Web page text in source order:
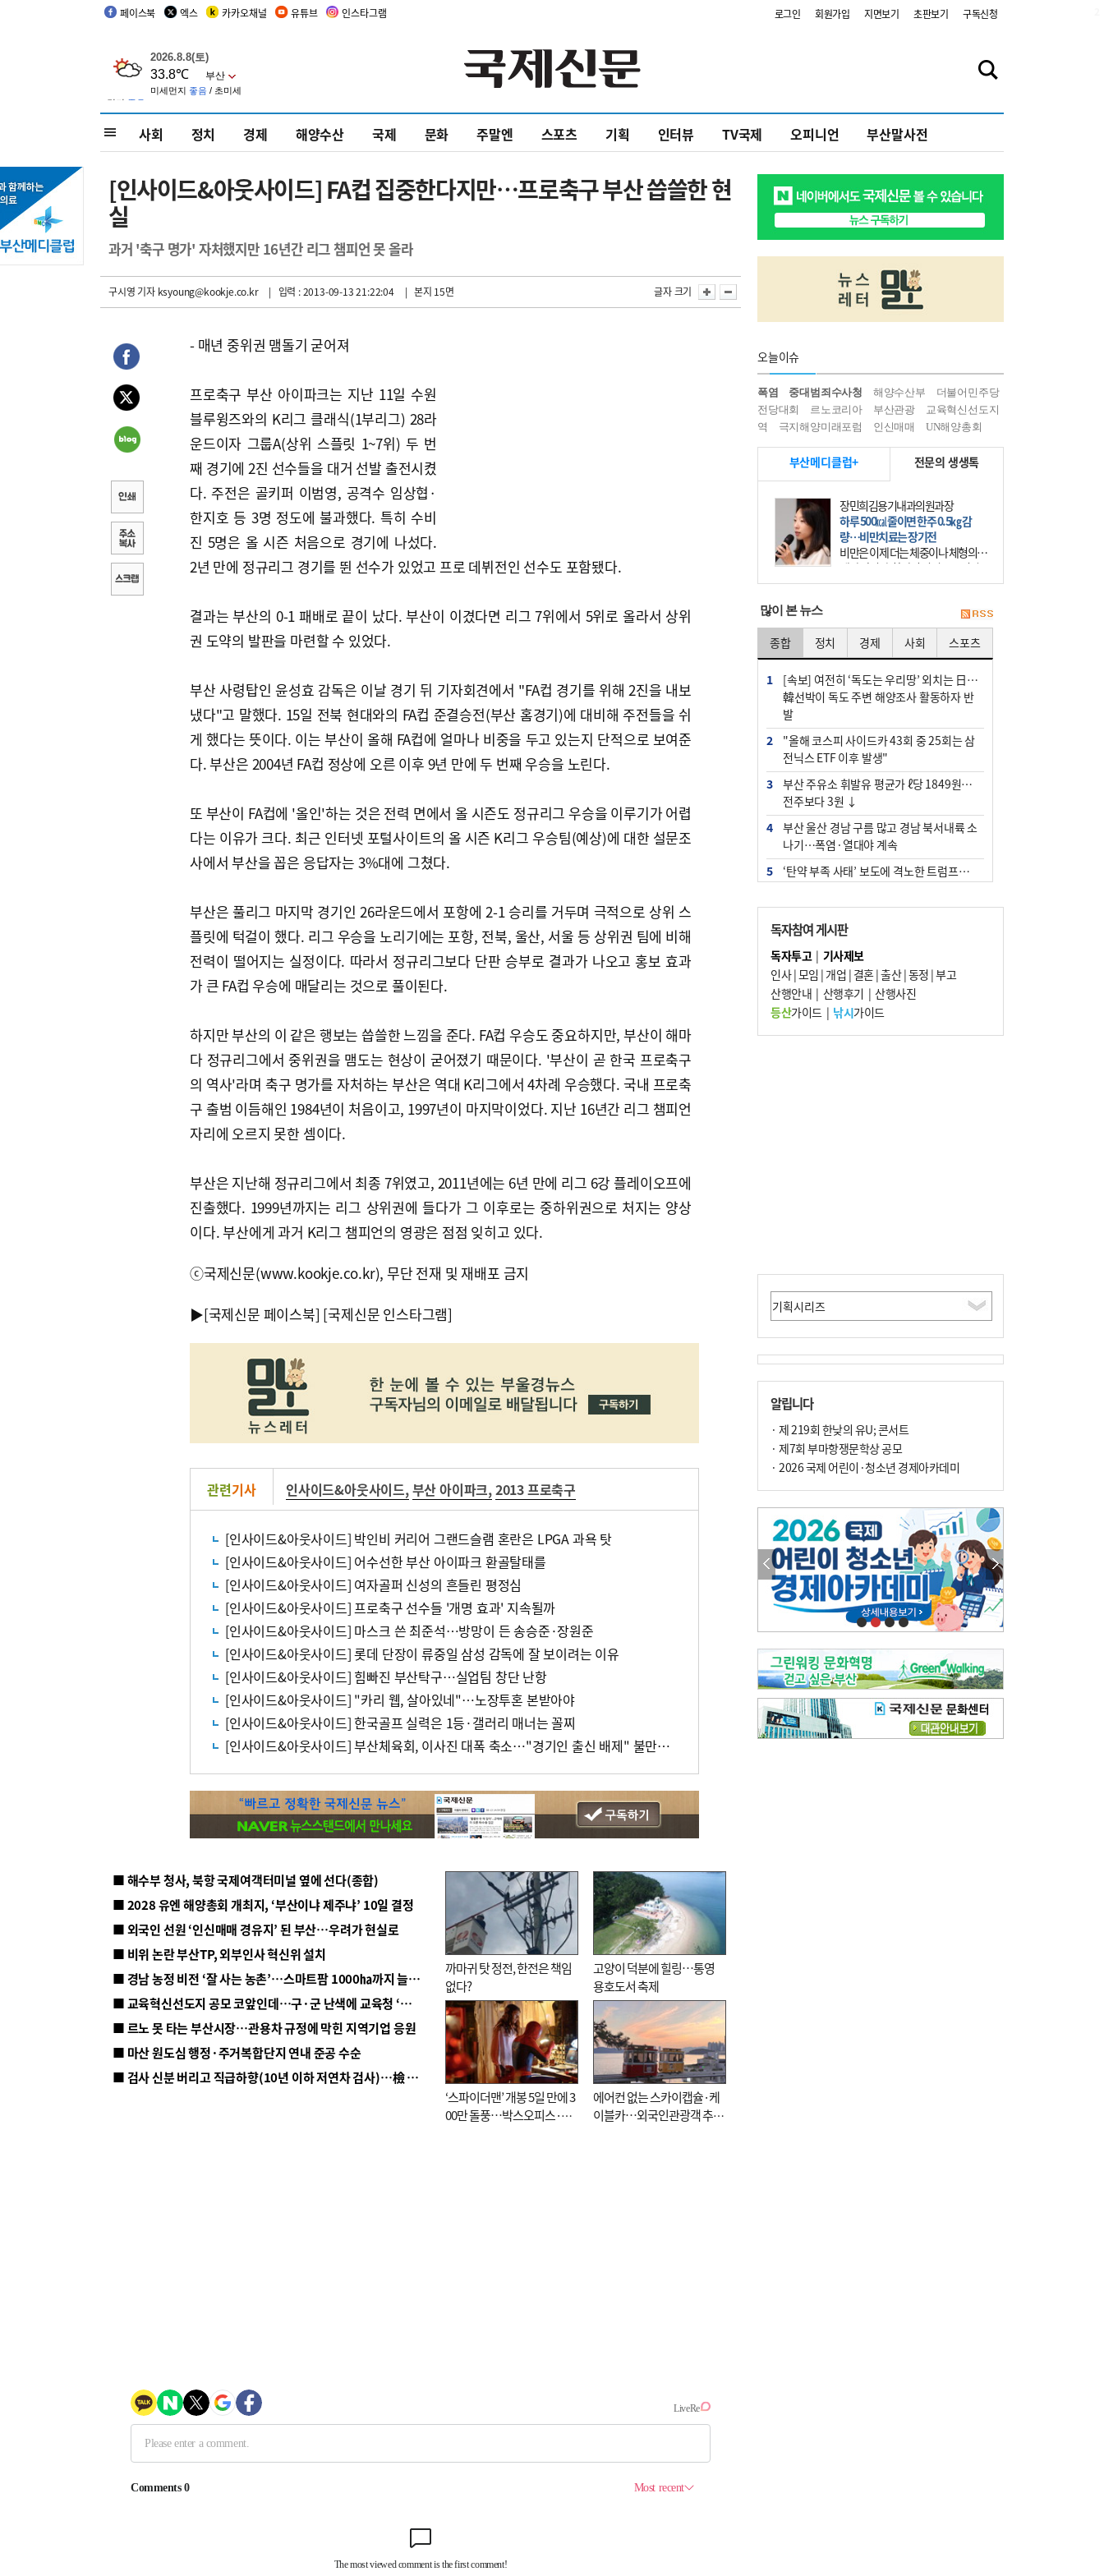
페이스북 엑스 카카오채널 유튜브 인스타그램 로그인 회원가입 지면보기 초판보기 구독신청
사회 정치 경제 해양수산 국제 문화 주말엔 스포츠 기획 인터뷰 TV국제 오피니언 부산말사전
[인사이드&아웃사이드] FA컵 집중한다지만…프로축구 부산 씁쓸한 현
실
과거 '축구 명가' 자처했지만 16년간 리그 챔피언 못 올라
구시영 기자ksyoung@kookje.co.kr | 입력 : 2013-09-13 21:22:04 | 본지 15면 글자 크기
- 매년 중위권 맴돌기 굳어져
프로축구 부산 아이파크는 지난 11일 수원
블루윙즈와의 K리그 클래식(1부리그) 28라
운드이자 그룹A(상위 스플릿 1~7위) 두 번
째 경기에 2진 선수들을 대거 선발 출전시켰
다. 주전은 골키퍼 이범영, 공격수 임상협·
한지호 등 3명 정도에 불과했다. 특히 수비
진 5명은 올 시즌 처음으로 경기에 나섰다.
2년 만에 정규리그 경기를 뛴 선수가 있었고 프로 데뷔전인 선수도 포함됐다.
결과는 부산의 0-1 패배로 끝이 났다. 부산이 이겼다면 리그 7위에서 5위로 올라서 상위
권 도약의 발판을 마련할 수 있었다.
부산 사령탑인 윤성효 감독은 이날 경기 뒤 기자회견에서 "FA컵 경기를 위해 2진을 내보
냈다"고 말했다. 15일 전북 현대와의 FA컵 준결승전(부산 홈경기)에 대비해 주전들을 쉬
게 했다는 뜻이다. 이는 부산이 올해 FA컵에 얼마나 비중을 두고 있는지 단적으로 보여준
다. 부산은 2004년 FA컵 정상에 오른 이후 9년 만에 두 번째 우승을 노린다.
또 부산이 FA컵에 '올인'하는 것은 전력 면에서 올 시즌도 정규리그 우승을 이루기가 어렵
다는 이유가 크다. 최근 인터넷 포털사이트의 올 시즌 K리그 우승팀(예상)에 대한 설문조
사에서 부산을 꼽은 응답자는 3%대에 그쳤다.
부산은 풀리그 마지막 경기인 26라운드에서 포항에 2-1 승리를 거두며 극적으로 상위 스
플릿에 턱걸이 했다. 리그 우승을 노리기에는 포항, 전북, 울산, 서울 등 상위권 팀에 비해
전력이 떨어지는 실정이다. 따라서 정규리그보다 단판 승부로 결과가 나오고 홍보 효과
가 큰 FA컵 우승에 매달리는 것으로 풀이된다.
하지만 부산의 이 같은 행보는 씁쓸한 느낌을 준다. FA컵 우승도 중요하지만, 부산이 해마
다 정규리그에서 중위권을 맴도는 현상이 굳어졌기 때문이다. '부산이 곧 한국 프로축구
의 역사'라며 축구 명가를 자처하는 부산은 역대 K리그에서 4차례 우승했다. 국내 프로축
구 출범 이듬해인 1984년이 처음이고, 1997년이 마지막이었다. 지난 16년간 리그 챔피언
자리에 오르지 못한 셈이다.
부산은 지난해 정규리그에서 최종 7위였고, 2011년에는 6년 만에 리그 6강 플레이오프에
진출했다. 1999년까지는 리그 상위권에 들다가 그 이후로는 중하위권으로 처지는 양상
이다. 부산에게 과거 K리그 챔피언의 영광은 점점 잊히고 있다.
ⓒ국제신문(www.kookje.co.kr), 무단 전재 및 재배포 금지
▶[국제신문 페이스북] [국제신문 인스타그램]
관련기사 인사이드&아웃사이드,부산 아이파크,2013 프로축구
[인사이드&아웃사이드] 박인비 커리어 그랜드슬램 혼란은 LPGA 과욕 탓
[인사이드&아웃사이드] 어수선한 부산 아이파크 환골탈태를
[인사이드&아웃사이드] 여자골퍼 신성의 흔들린 평정심
[인사이드&아웃사이드] 프로축구 선수들 '개명 효과' 지속될까
[인사이드&아웃사이드] 마스크 쓴 최준석…방망이 든 송승준·장원준
[인사이드&아웃사이드] 롯데 단장이 류중일 삼성 감독에 잘 보이려는 이유
[인사이드&아웃사이드] 힘빠진 부산탁구…실업팀 창단 난항
[인사이드&아웃사이드] "카리 웹, 살아있네"…노장투혼 본받아야
[인사이드&아웃사이드] 한국골프 실력은 1등·갤러리 매너는 꼴찌
[인사이드&아웃사이드] 부산체육회, 이사진 대폭 축소…"경기인 출신 배제" 불만 목소리
■ 해수부 청사, 북항 국제여객터미널 옆에 선다(종합)
■ 2028 유엔 해양총회 개최지, ‘부산이냐 제주냐’ 10일 결정
■ 외국인 선원 ‘인신매매 경유지’ 된 부산…우려가 현실로
■ 비위 논란 부산TP, 외부인사 혁신위 설치
■ 경남 농정 비전 ‘잘 사는 농촌’…스마트팜 1000㏊까지 늘린다
■ 교육혁신선도지 공모 코앞인데…구·군 난색에 교육청 ‘쩔쩔’
■ 르노 못 타는 부산시장…관용차 규정에 막힌 지역기업 응원
■ 마산 원도심 행정·주거복합단지 연내 준공 수순
■ 검사 신분 버리고 직급하향(10년 이하 저연차 검사)…檢 중수청행 기피
까마귀 탓 정전, 한전은 책임
없다?
고양이 덕분에 힐링…통영
용호도서 축제
‘스파이더맨’ 개봉 5일 만에 3
00만 돌풍…박스오피스·예
에어컨 없는 스카이캡슐·케
이블카…외국인관광객 추억
오늘이슈
폭염 중대범죄수사청 해양수산부
더불어민주당
전당대회
르노코리아 부산관광
교육혁신선도지
역
극지해양미래포럼 인신매매 UN해양총회
부산메디클럽+ 전문의 생생톡
장민희김용기내과의원과장
하루 500㎉ 줄이면 한주 0.5㎏ 감
량…비만치료는 장기전
비만은 이제 더는 체중이나 체형의 문
제가 아니다. 하나의 질병으로 인지
하고 치료와 관리를 해야 한다. 세계
많이 본 뉴스
종합 정치 경제 사회 스포츠
1
[속보] 여전히 ‘독도는 우리땅’ 외치는 日…
韓선박이 독도 주변 해양조사 활동하자 반
발
2
"올해 코스피 사이드카 43회 중 25회는 삼
전닉스 ETF 이후 발생"
3
부산 주유소 휘발유 평균가 ℓ당 1849원…
전주보다 3원 ↓
4
부산 울산 경남 구름 많고 경남 북서내륙 소
나기…폭염·열대야 계속
5
‘탄약 부족 사태’ 보도에 격노한 트럼프…
물선 적발
7
백양산 고지대 마을우물 55년 만에 바닥
경위 이하 경찰 하위직 ‘중수청 러시’ 전
망…檢 기피와 대조
독자참여 게시판
독자투고| 기사제보
인사|모임 | 개업 | 결혼|출산|동정 |부고
산행안내 | 산행후기 | 산행사진
등산가이드| 낚시가이드
알립니다
· 제 219회 한낮의 유U; 콘서트
· 제7회 부마항쟁문학상 공모
· 2026 국제 어린이·청소년 경제아카데미